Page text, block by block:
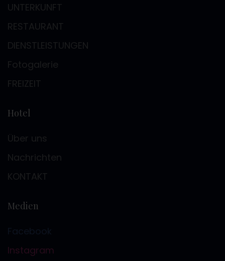
UNTERKUNFT
RESTAURANT
DIENSTLEISTUNGEN
Fotogalerie
FREIZEIT
Hotel
Über uns
Nachrichten
KONTAKT
Medien
Facebook
Instagram